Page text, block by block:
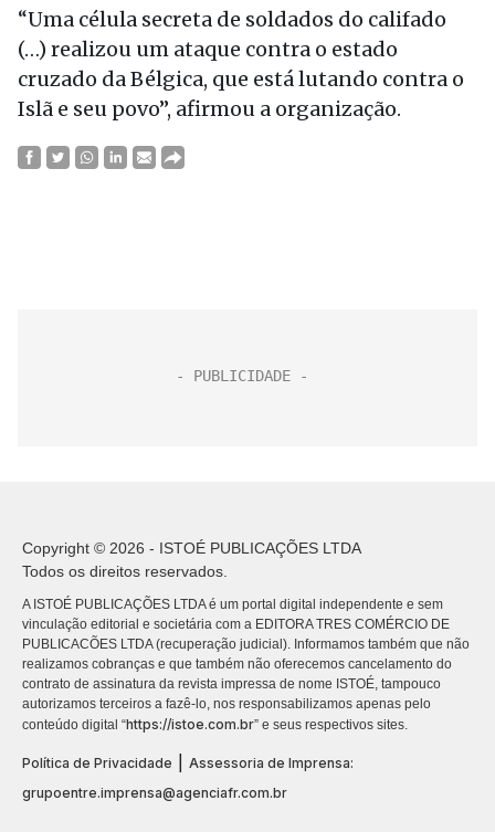
“Uma célula secreta de soldados do califado
(…) realizou um ataque contra o estado
cruzado da Bélgica, que está lutando contra o
Islã e seu povo”, afirmou a organização.
Copyright © 2026 - ISTOÉ PUBLICAÇÕES LTDA
Todos os direitos reservados.
A ISTOÉ PUBLICAÇÕES LTDA é um portal digital independente e sem
vinculação editorial e societária com a EDITORA TRES COMÉRCIO DE
PUBLICACÕES LTDA (recuperação judicial). Informamos também que não
realizamos cobranças e que também não oferecemos cancelamento do
contrato de assinatura da revista impressa de nome ISTOÉ, tampouco
autorizamos terceiros a fazê-lo, nos responsabilizamos apenas pelo
conteúdo digital “https://istoe.com.br” e seus respectivos sites.
Política de Privacidade
Assessoria de Imprensa:
grupoentre.imprensa@agenciafr.com.br